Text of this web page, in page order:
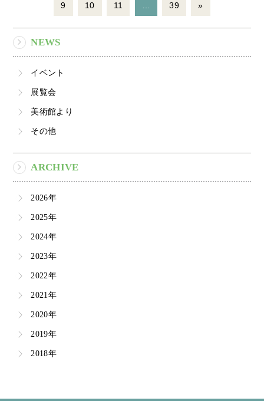
9 10 11 … 39 »
NEWS
イベント
展覧会
美術館より
その他
ARCHIVE
2026年
2025年
2024年
2023年
2022年
2021年
2020年
2019年
2018年